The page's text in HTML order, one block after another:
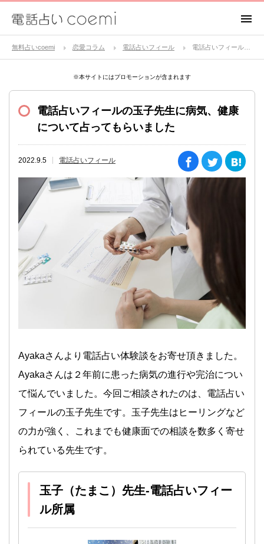
無料占いcoemi 恋愛コラム 電話占いフィール
※本サイトにはプロモーションが含まれます
電話占いフィールの玉子先生に病気、健康
について占ってもらいました
2022.9.5 電話占いフィール
Ayakaさんより電話占い体験談をお寄せ頂きました。
Ayakaさんは２年前に患った病気の進行や完治につい
て悩んでいました。今回ご相談されたのは、電話占い
フィールの玉子先生です。玉子先生はヒーリングなど
の力が強く、これまでも健康面での相談を数多く寄せ
られている先生です。
玉子（たまこ）先生-電話占いフィー
ル所属